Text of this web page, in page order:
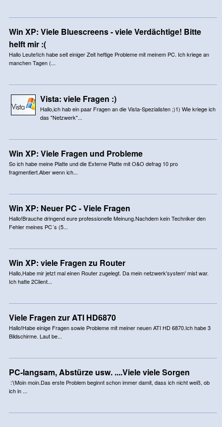
Win XP: Viele Bluescreens - viele Verdächtige! Bitte
helft mir :(
Hallo Leute!Ich habe seit einiger Zeit heftige Probleme mit meinem PC. Ich kriege an
manchen Tagen (...
Vista: viele Fragen :)
Hallo,ich hab ein paar Fragen an die Vista-Spezialisten ;)1) Wie kriege ich
das "Netzwerk"...
Win XP: Viele Fragen und Probleme
So ich habe meine Platte und die Externe Platte mit O&O defrag 10 pro
fragmentiert.Aber wenn ich...
Win XP: Neuer PC - Viele Fragen
Hallo!Brauche dringend eure professionelle Meinung.Nachdem kein Techniker den
Fehler meines PC´s (5...
Win XP: viele Fragen zu Router
Hallo,Habe mir jetzt mal einen Router zugelegt. Da mein netzwerk'system' mist war.
Ich hatte 2Client...
Viele Fragen zur ATI HD6870
Hallo!Habe einige Fragen sowie Probleme mit meiner neuen ATI HD 6870.Ich habe 3
Bildschirme. Laut be...
PC-langsam, Abstürze usw. ....Viele viele Sorgen
:'(Moin moin.Das erste Problem beginnt schon immer damit, dass ich nicht weiß, ob
ich in ...